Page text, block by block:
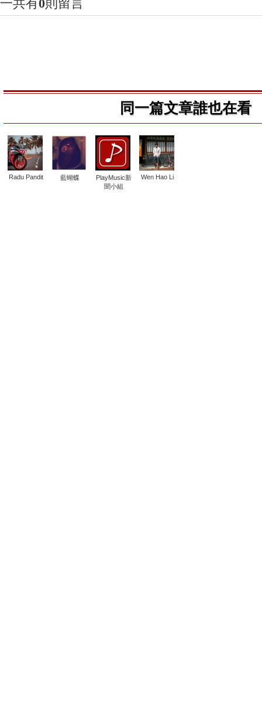
一共有0則留言
同一篇文章誰也在看
Radu Pandit 藍蝴蝶
PlayMusic新
聞小組
Wen Hao Li